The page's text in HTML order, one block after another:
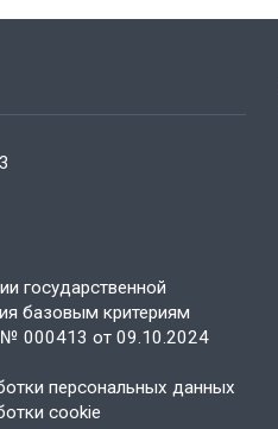
государственной
базовым критериям
№ 000413 от 09.10.2024
персональных данных
cookie